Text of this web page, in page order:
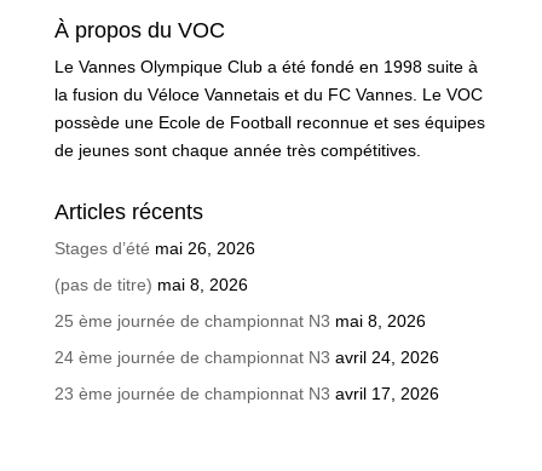
À propos du VOC
Le Vannes Olympique Club a été fondé en 1998 suite à
la fusion du Véloce Vannetais et du FC Vannes. Le VOC
possède une Ecole de Football reconnue et ses équipes
de jeunes sont chaque année très compétitives.
Articles récents
Stages d’été mai 26, 2026
(pas de titre) mai 8, 2026
25 ème journée de championnat N3 mai 8, 2026
24 ème journée de championnat N3 avril 24, 2026
23 ème journée de championnat N3 avril 17, 2026